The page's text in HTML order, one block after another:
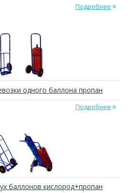
Подробнее
одного баллона пропан
Подробнее
баллонов кислород+пропан